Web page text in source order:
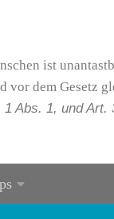
ist
vor dem Gesetz
Abs. 1, und Art.